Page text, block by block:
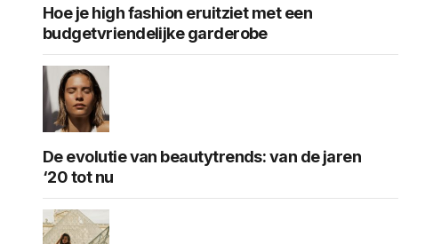
Hoe je high fashion eruitziet met een
budgetvriendelijke garderobe
De evolutie van beautytrends: van de jaren
‘20 tot nu